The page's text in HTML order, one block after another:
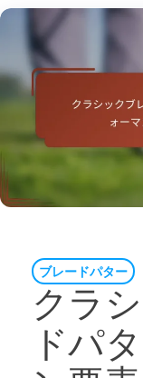
ブレードパター
クラ
ドパ